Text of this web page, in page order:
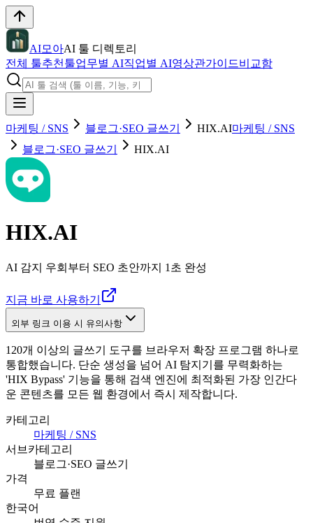
AI모아AI 툴 디렉토리
전체 툴추천툴업무별 AI직업별 AI영상관가이드비교함
마케팅 / SNS 블로그·SEO 글쓰기 HIX.AI마케팅 / SNS
블로그·SEO 글쓰기
HIX.AI
HIX.AI
AI 감지 우회부터 SEO 초안까지 1초 완성
지금 바로 사용하기
외부 링크 이용 시 유의사항
120개 이상의 글쓰기 도구를 브라우저 확장 프로그램 하나로
통합했습니다. 단순 생성을 넘어 AI 탐지기를 무력화하는
'HIX Bypass' 기능을 통해 검색 엔진에 최적화된 가장 인간다
운 콘텐츠를 모든 웹 환경에서 즉시 제작합니다.
카테고리
마케팅 / SNS
서브카테고리
블로그·SEO 글쓰기
가격
무료 플랜
한국어